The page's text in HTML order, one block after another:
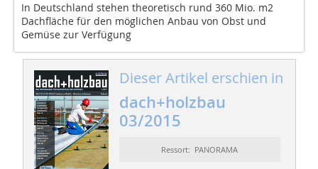
In Deutschland stehen theoretisch rund 360 Mio. m2
Dachfläche für den möglichen Anbau von Obst und
Gemüse zur Verfügung
Dieser Artikel erschien in
dach+holzbau
03/2015
Ressort: PANORAMA